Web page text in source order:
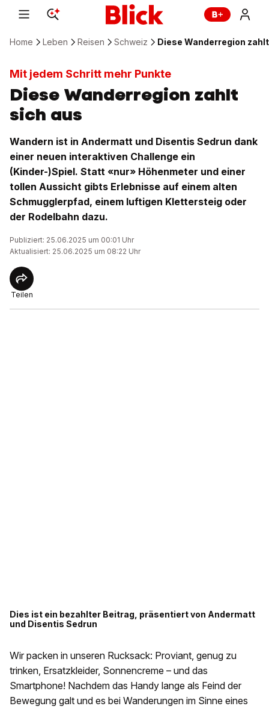
Home Leben Reisen Schweiz Diese Wanderregion
Mit jedem Schritt mehr Punkte
Diese Wanderregion zahlt
sich aus
Wandern ist in Andermatt und Disentis Sedrun dank
einer neuen interaktiven Challenge ein
(Kinder-)Spiel. Statt «nur» Höhenmeter und einer
tollen Aussicht gibts Erlebnisse auf einem alten
Schmugglerpfad, einem luftigen Klettersteig oder
der Rodelbahn dazu.
Publiziert: 25.06.2025 um 00:01 Uhr
Aktualisiert: 25.06.2025 um 08:22 Uhr
Teilen
Dies ist ein bezahlter Beitrag, präsentiert von Andermatt
und Disentis Sedrun
Wir packen in unseren Rucksack: Proviant, genug zu
trinken, Ersatzkleider, Sonnencreme – und das
Smartphone! Nachdem das Handy lange als Feind der
Bewegung galt und es bei Wanderungen im Sinne eines